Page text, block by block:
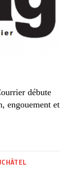
débute
engouement et